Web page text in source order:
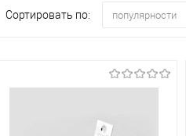
Сортировать по: популярности